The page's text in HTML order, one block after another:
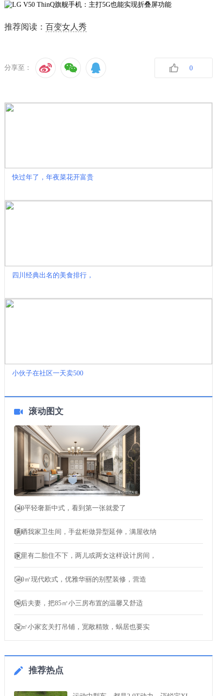
推荐阅读： 百变女人秀
分享至： 0
快过年了，年夜菜花开富贵
四川经典出名的美食排行，
小伙子在社区一天卖500
滚动图文
140平轻奢新中式，看到第一张就爱了
晒晒我家卫生间，手盆柜做异型延伸，满屋收纳
家里有二胎住不下，两儿或两女这样设计房间，
530㎡现代欧式，优雅华丽的别墅装修，营造
90后夫妻，把85㎡小三房布置的温馨又舒适
32㎡小家玄关打吊铺，宽敞精致，蜗居也要实
推荐热点